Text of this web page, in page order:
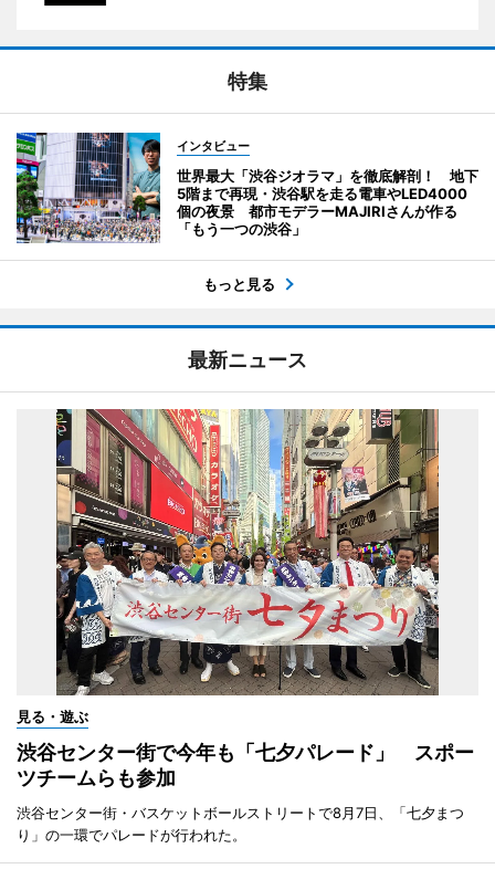
特集
インタビュー
世界最大「渋谷ジオラマ」を徹底解剖！ 地下
5階まで再現・渋谷駅を走る電車やLED4000
個の夜景 都市モデラーMAJIRIさんが作る
「もう一つの渋谷」
もっと見る
最新ニュース
見る・遊ぶ
渋谷センター街で今年も「七夕パレード」 スポー
ツチームらも参加
渋谷センター街・バスケットボールストリートで8月7日、「七夕まつ
り」の一環でパレードが行われた。